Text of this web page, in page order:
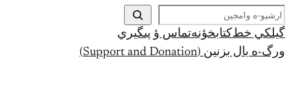
ج
س
ت
ج
گيلکي خط کتابخؤنهتماس ؤ پىگيري
ورگ-ه بال بزنين (Support and Donation)